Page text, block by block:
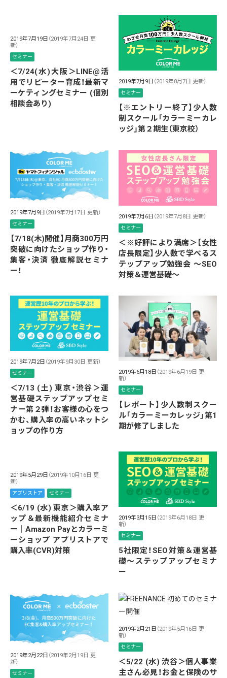
2019年7月19日 （2019年7月24日 更
新）
セミナー
＜7/24(水)大阪＞LINE@活
用でリピーター育成！最新マ
ーケティングセミナー (個別
相談会あり)
2019年7月9日 （2019年8月7日 更新）
セミナー
【※エントリー終了】少人数
制スクール「カラーミーカレ
ッジ」第２期生（東京校）
2019年7月9日 （2019年7月17日 更新）
セミナー
【7/18(木)開催】月商300万円
突破に向けたショップ作り・
集客・決済 徹底解説セミナ
ー！
2019年7月6日 （2019年7月8日 更新）
セミナー
＜※好評により満席＞【女性
店長限定】少人数で学べるス
テップアップ勉強会 〜SEO
対策＆運営基礎〜
2019年7月2日 （2019年9月30日 更新）
セミナー
＜7/13 (土) 東京・渋谷＞運
営基礎ステップアップセミ
ナー第２弾！お客様の心をつ
かむ、購入率の高いネットシ
ョップの作り方
2019年6月18日 （2019年6月19日 更
新）
セミナー
【レポート】少人数制スクー
ル「カラーミーカレッジ」第1
期が修了しました
2019年5月29日 （2019年10月16日 更
新）
アプリストア セミナー
＜6/19 (水) 東京＞購入率ア
ップ＆最新機能紹介セミナ
ー｜Amazon Payとカラーミ
ーショップ アプリストアで
購入率(CVR)対策
2019年3月15日 （2019年6月18日 更
新）
セミナー
5社限定！SEO対策＆運営基
礎〜ステップアップセミナ
ー
2019年2月22日 （2019年2月19日 更
新）
セミナー
2019年2月21日 （2019年5月16日 更
新）
セミナー
＜5/22 (水) 渋谷＞個人事業
主さん必見！お金と保険のサ